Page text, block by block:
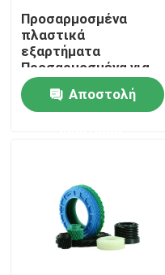
Αρχική Σελίδα
Προϊόντα
Γύρος εργοστασίων
Ποιοτικός έλεγχος
Προσαρμοσμένα
πλαστικά
εξαρτήματα
Προσαρμοσμένα για
την απόδοση και την
αποτελεσματικότητα
Αποστολή